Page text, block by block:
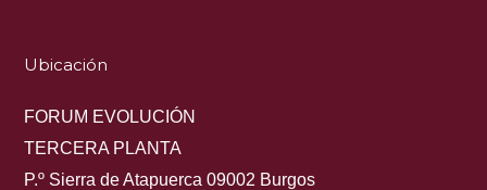
Ubicación
FORUM EVOLUCIÓN
TERCERA PLANTA
P.º Sierra de Atapuerca 09002 Burgos